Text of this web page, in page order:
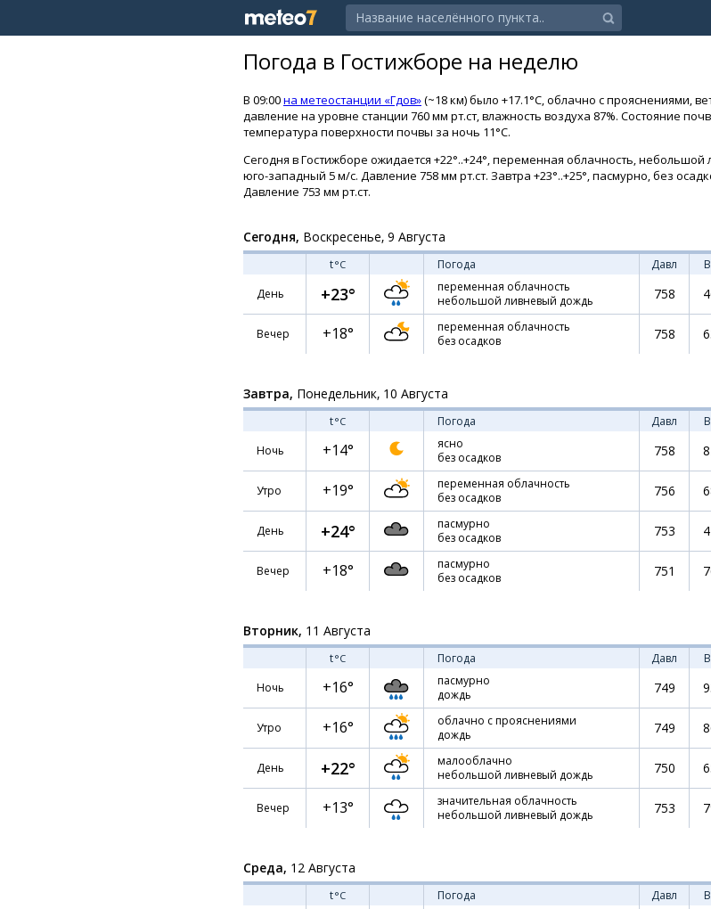
Погода в Гостижборе на неделю
В 09:00на метеостанции «Гдов»(~18 км) было +17.1°C, облачно с прояснениями,
давление на уровне станции 760 мм рт.ст, влажность воздуха 87%. Состояние
температура поверхности почвы за ночь 11°C.
Сегодня в Гостижборе ожидается +22°..+24°, переменная облачность,
юго-западный 5 м/с. Давление 758 мм рт.ст. Завтра +23°..+25°, пасмурно, без
Давление 753 мм рт.ст.
Сегодня, Воскресенье, 9 Августа
t°C Погода Давл
День
+23°
переменная облачность
небольшой ливневый дождь
758
Вечер +18°
переменная облачность
без осадков
758
Завтра, Понедельник, 10 Августа
t°C Погода Давл
Ночь
+14°
ясно
без осадков
758
Утро +19°
переменная облачность
без осадков
756
День +24°
пасмурно
без осадков
753
Вечер +18°
пасмурно
без осадков
751
Вторник, 11 Августа
t°C Погода Давл
Ночь
+16°
пасмурно
дождь
749
Утро +16°
облачно с прояснениями
дождь
749
День +22°
малооблачно
небольшой ливневый дождь
750
Вечер +13°
значительная облачность
небольшой ливневый дождь
753
Среда, 12 Августа
t°C Погода Давл